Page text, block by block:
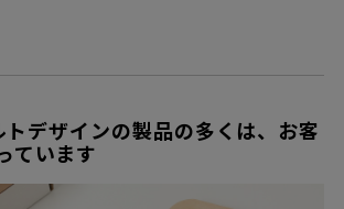
デザインの製品の多くは、お客
ています